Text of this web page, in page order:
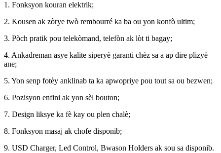
1. Fonksyon kouran elektrik;
2. Kousen ak zòrye twò rembourré ka ba ou yon konfò ultim;
3. Pòch pratik pou telekòmand, telefòn ak lòt ti bagay;
4. Ankadreman asye kalite siperyè garanti chèz sa a ap dire plizyè
ane;
5. Yon senp fotèy anklinab ta ka apwopriye pou tout sa ou bezwen;
6. Pozisyon enfini ak yon sèl bouton;
7. Design liksye ka fè kay ou plen chalè;
8. Fonksyon masaj ak chofe disponib;
9. USD Charger, Led Control, Bwason Holders ak sou sa disponib.